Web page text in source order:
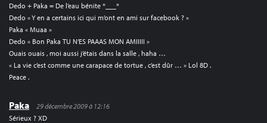
Dedo + Paka = De l’eau bénite *___*
Dedo « Y en a certains ici qui m’ont en ami sur facebook ? »
Paka « Muaa »
Dedo « Bon Paka TU N’ES PAAAS MON AMIIIII »
Ouais ouais , moi aussi j’étais dans la salle , haha …
« La vie c’est comme une carapace de tortue , c’est dûr … » Lol 8D .
Peace .
Paka
29 décembre 2009 à 12:16
Sérieux ? XD